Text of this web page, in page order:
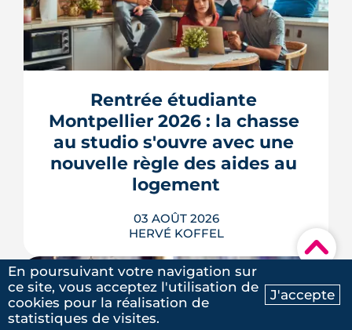
Ma recherche Contactez-nous
▾
Montpellier prépare la dernière grande
pièce de Port Marianne. La ZAC de
l'Union, entrée dans une nouvelle
phase de concertation, veut
transformer un secteur sans identité en
quartier d'habitat.
LIRE L'ARTICLE
Rentrée étudiante
Montpellier 2026 : la chasse
au studio s'ouvre avec une
nouvelle règle des aides au
logement
03 AOÛT 2026
HERVÉ KOFFEL
En poursuivant votre navigation sur
ce site, vous acceptez l'utilisation de
cookies pour la réalisation de
statistiques de visites.
J'accepte